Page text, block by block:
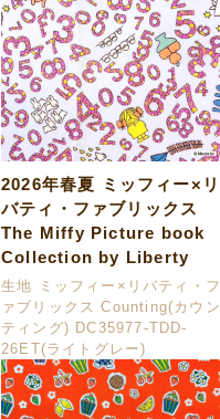
2026年春夏 ミッフィー×リ
バティ・ファブリックス
The Miffy Picture book
Collection by Liberty
生地 ミッフィー×リバティ・フ
ァブリックス Counting(カウン
ティング) DC35977-TDD-
26ET(ライトグレー)